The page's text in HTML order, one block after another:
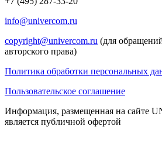
info@univercom.ru
copyright@univercom.ru (для
авторского права)
Политика обработки персональных
Пользовательское соглашение
Информация, размещенная на сайте
является публичной офертой